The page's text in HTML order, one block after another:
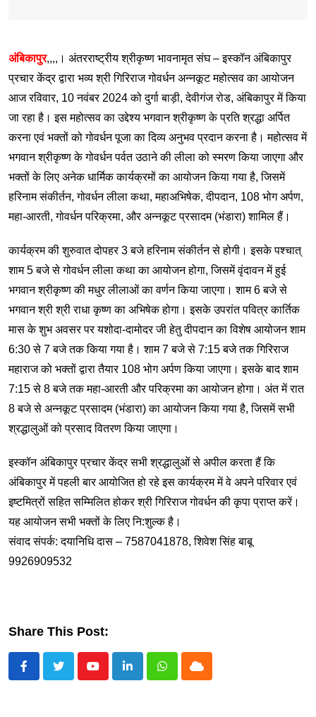
अंबिकापुर,,,,। अंतरराष्ट्रीय श्रीकृष्ण भावनामृत संघ – इस्कॉन अंबिकापुर
प्रचार केंद्र द्वारा भव्य श्री गिरिराज गोवर्धन अन्नकूट महोत्सव का आयोजन
आज रविवार, 10 नवंबर 2024 को दुर्गा बाड़ी, देवीगंज रोड, अंबिकापुर में किया
जा रहा है। इस महोत्सव का उद्देश्य भगवान श्रीकृष्ण के प्रति श्रद्धा अर्पित
करना एवं भक्तों को गोवर्धन पूजा का दिव्य अनुभव प्रदान करना है। महोत्सव में
भगवान श्रीकृष्ण के गोवर्धन पर्वत उठाने की लीला को स्मरण किया जाएगा और
भक्तों के लिए अनेक धार्मिक कार्यक्रमों का आयोजन किया गया है, जिसमें
हरिनाम संकीर्तन, गोवर्धन लीला कथा, महाअभिषेक, दीपदान, 108 भोग अर्पण,
महा-आरती, गोवर्धन परिक्रमा, और अन्नकूट प्रसादम (भंडारा) शामिल हैं।
कार्यक्रम की शुरुवात दोपहर 3 बजे हरिनाम संकीर्तन से होगी। इसके पश्चात्
शाम 5 बजे से गोवर्धन लीला कथा का आयोजन होगा, जिसमें वृंदावन में हुई
भगवान श्रीकृष्ण की मधुर लीलाओं का वर्णन किया जाएगा। शाम 6 बजे से
भगवान श्री श्री राधा कृष्ण का अभिषेक होगा। इसके उपरांत पवित्र कार्तिक
मास के शुभ अवसर पर यशोदा-दामोदर जी हेतु दीपदान का विशेष आयोजन शाम
6:30 से 7 बजे तक किया गया है। शाम 7 बजे से 7:15 बजे तक गिरिराज
महाराज को भक्तों द्वारा तैयार 108 भोग अर्पण किया जाएगा। इसके बाद शाम
7:15 से 8 बजे तक महा-आरती और परिक्रमा का आयोजन होगा। अंत में रात
8 बजे से अन्नकूट प्रसादम (भंडारा) का आयोजन किया गया है, जिसमें सभी
श्रद्धालुओं को प्रसाद वितरण किया जाएगा।
इस्कॉन अंबिकापुर प्रचार केंद्र सभी श्रद्धालुओं से अपील करता हैं कि
अंबिकापुर में पहली बार आयोजित हो रहे इस कार्यक्रम में वे अपने परिवार एवं
इष्टमित्रों सहित सम्मिलित होकर श्री गिरिराज गोवर्धन की कृपा प्राप्त करें।
यह आयोजन सभी भक्तों के लिए नि:शुल्क है।
संवाद संपर्क: दयानिधि दास – 7587041878, शिवेश सिंह बाबू
9926909532
Share This Post:
LinkedInWhatsappCloud